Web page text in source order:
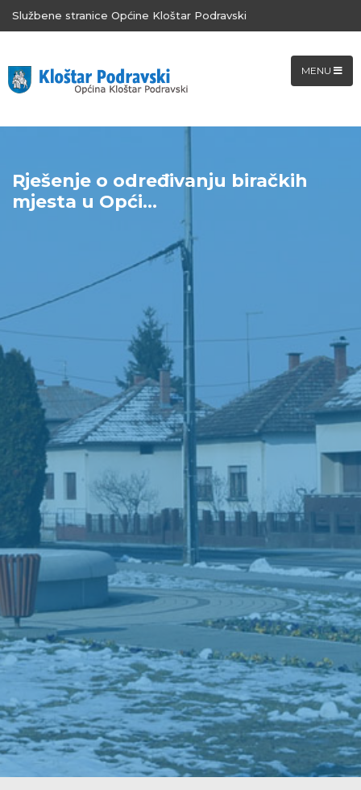
Službene stranice Općine Kloštar Podravski
MENU
Rješenje o određivanju biračkih
mjesta u Opći...